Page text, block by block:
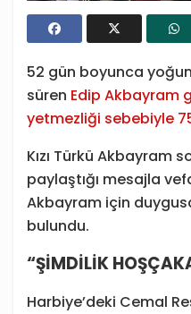
52 gün boyunca
süren Edip Akbayram
yetmezliği sebebiyle
Kızı Türkü Akbayram
paylaştığı mesajla
Akbayram için
bulundu.
“ŞİMDİLİK
Harbiye’deki Cemal